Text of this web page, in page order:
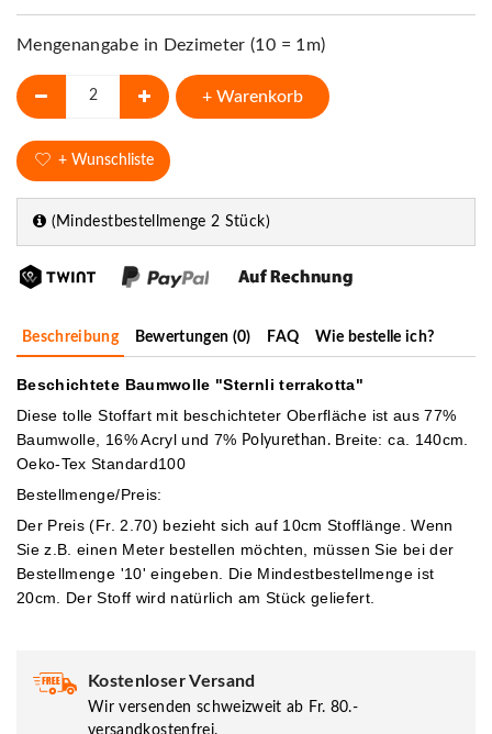
Mengenangabe in Dezimeter (10 = 1m)
+ Warenkorb
+ Wunschliste
(Mindestbestellmenge 2 Stück)
Beschreibung Bewertungen (0) FAQ Wie bestelle ich?
Beschichtete Baumwolle "Sternli terrakotta"
Diese tolle Stoffart mit beschichteter Oberfläche ist aus 77%
Baumwolle, 16% Acryl und 7% Polyurethan. Breite: ca. 140cm.
Oeko-Tex Standard100
Bestellmenge/Preis:
Der Preis (Fr. 2.70) bezieht sich auf 10cm Stofflänge. Wenn
Sie z.B. einen Meter bestellen möchten, müssen Sie bei der
Bestellmenge '10' eingeben. Die Mindestbestellmenge ist
20cm. Der Stoff wird natürlich am Stück geliefert.
Kostenloser Versand
Wir versenden schweizweit ab Fr. 80.-
versandkostenfrei.